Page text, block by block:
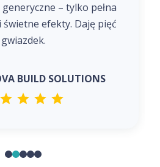
– tylko pełna
efekty. Daję pięć
gwiazdek.
BUILD SOLUTIONS